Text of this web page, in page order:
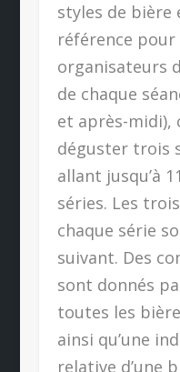
styles de bière
référence
organisateurs
de chaque
et après-midi),
déguster trois
allant jusqu’à
séries. Les
chaque série
suivant. Des
sont donnés
toutes les
ainsi qu’une
relative d’une